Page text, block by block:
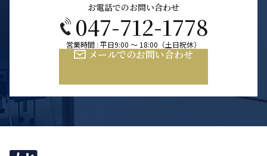
お電話でのお問い合わせ
047-712-1778
営業時間 : 平日9:00 ～ 18:00（土日祝休）
メールでのお問い合わせ